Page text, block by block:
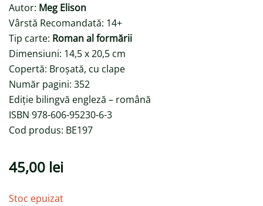
Autor: Meg Elison
Vârstă Recomandată: 14+
Tip carte: Roman al formării
Dimensiuni: 14,5 x 20,5 cm
Copertă: Broșată, cu clape
Număr pagini: 352
Ediție bilingvă engleză – română
ISBN 978-606-95230-6-3
Cod produs: BE197
45,00 lei
Stoc epuizat